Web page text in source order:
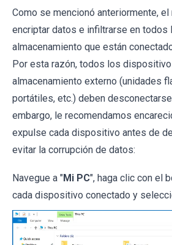
Como se mencionó anteriormente,
encriptar datos e infiltrarse en
almacenamiento que están
Por esta razón, todos los
almacenamiento externo (unidades
portátiles, etc.) deben
embargo, le recomendamos
expulse cada dispositivo antes de
evitar la corrupción de datos:
Navegue a "Mi PC", haga clic con el
cada dispositivo conectado y